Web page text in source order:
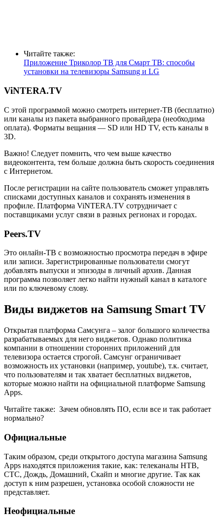
Читайте также:
Приложение Триколор ТВ для Смарт ТВ: способы
установки на телевизоры Samsung и LG
ViNTERA.TV
С этой программой можно смотреть интернет-ТВ (бесплатно)
или каналы из пакета выбранного провайдера (необходима
оплата). Форматы вещания — SD или HD TV, есть каналы в
3D.
Важно! Следует помнить, что чем выше качество
видеоконтента, тем больше должна быть скорость соединения
с Интернетом.
После регистрации на сайте пользователь сможет управлять
списками доступных каналов и сохранять изменения в
профиле. Платформа ViNTERA.TV сотрудничает с
поставщиками услуг связи в разных регионах и городах.
Peers.TV
Это онлайн-ТВ с возможностью просмотра передач в эфире
или записи. Зарегистрированные пользователи смогут
добавлять выпуски и эпизоды в личный архив. Данная
программа позволяет легко найти нужный канал в каталоге
или по ключевому слову.
Виды виджетов на Samsung Smart TV
Открытая платформа Самсунга – залог большого количества
разрабатываемых для него виджетов. Однако политика
компании в отношении сторонних приложений для
телевизора остается строгой. Самсунг ограничивает
возможность их установки (например, youtube), т.к. считает,
что пользователям и так хватает бесплатных виджетов,
которые можно найти на официальной платформе Samsung
Apps.
Читайте также: Зачем обновлять ПО, если все и так работает
нормально?
Официальные
Таким образом, среди открытого доступа магазина Samsung
Apps находятся приложения такие, как: телеканалы НТВ,
СТС, Дождь, Домашний, Скайп и многие другие. Так как
доступ к ним разрешен, установка особой сложности не
представляет.
Неофициальные